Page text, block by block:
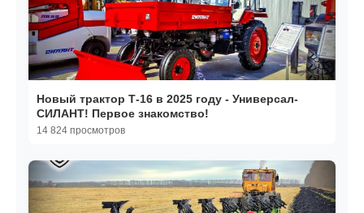
Новый трактор Т-16 в 2025 году - Универсал-
СИЛАНТ! Первое знакомство!
14 824 просмотров